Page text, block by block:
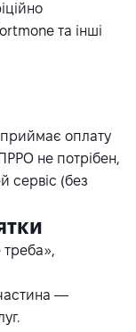
та інші
оплату
не потрібен,
сервіс (без
треба»,
—